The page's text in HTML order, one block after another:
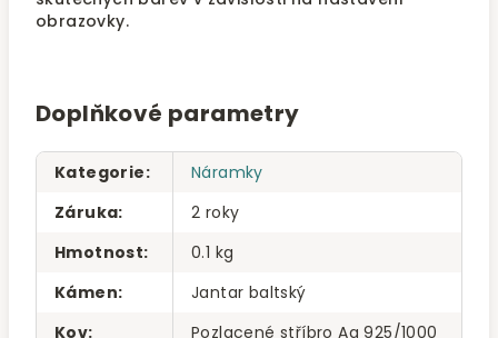
obrazovky.
Doplňkové parametry
Kategorie:
Náramky
Záruka:
2 roky
Hmotnost:
0.1 kg
Kámen:
Jantar baltský
Kov:
Pozlacené stříbro Ag 925/1000